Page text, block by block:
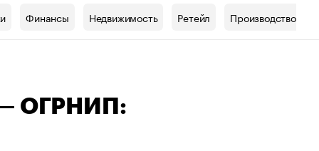
Финансы Недвижимость Ретейл Производство
— ОГРНИП: